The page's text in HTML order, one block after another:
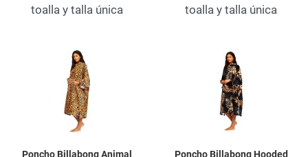
toalla y talla única
toalla y talla única
Add to Wishlist
Poncho Billabong Animal
Poncho Billabong Hooded